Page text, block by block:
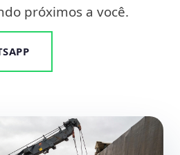
próximos a você.